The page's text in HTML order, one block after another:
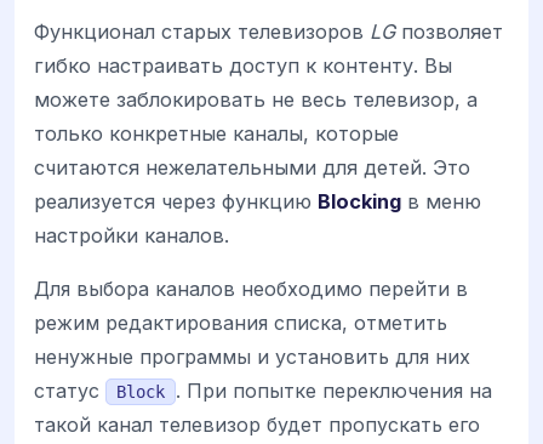
Функционал старых телевизоров LGпозволяет
гибко настраивать доступ к контенту. Вы
можете заблокировать не весь телевизор, а
только конкретные каналы, которые
считаются нежелательными для детей. Это
реализуется через функцию Blocking в меню
настройки каналов.
Для выбора каналов необходимо перейти в
режим редактирования списка, отметить
ненужные программы и установить для них
статус
Block
. При попытке переключения на
такой канал телевизор будет пропускать его